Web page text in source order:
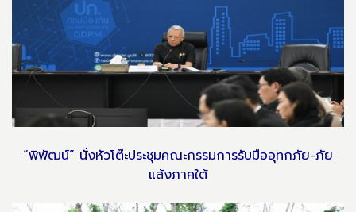
“พิพัฒน์” นั่งหัวโต๊ะประชุมคณะกรรมการรับมืออุทกภัย-ภัย
แล้งภาคใต้